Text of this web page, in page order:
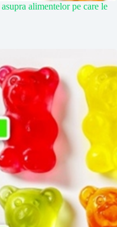
alimentelor pe care le